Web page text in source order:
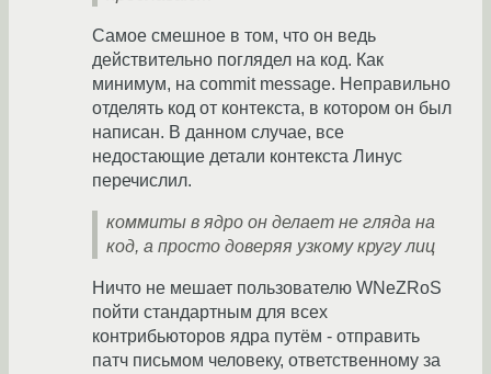
Самое смешное в том, что он ведь
действительно поглядел на код. Как
минимум, на commit message. Неправильно
отделять код от контекста, в котором он был
написан. В данном случае, все
недостающие детали контекста Линус
перечислил.
коммиты в ядро он делает не гляда на
код, а просто доверяя узкому кругу лиц
Ничто не мешает пользователю WNeZRoS
пойти стандартным для всех
контрибьюторов ядра путём - отправить
патч письмом человеку, ответственному за